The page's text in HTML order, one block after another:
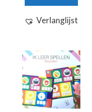
Verlanglijst